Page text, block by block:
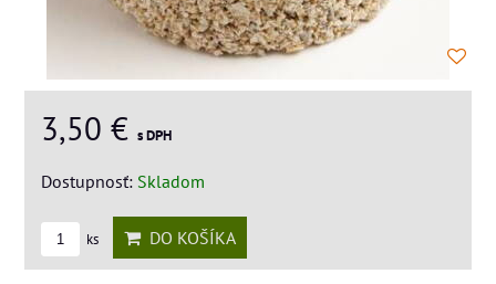
3,50 € s DPH
Dostupnosť: Skladom
ks DO KOŠÍKA